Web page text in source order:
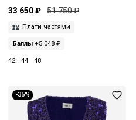
33 650 ₽ 51 750 ₽
Плати частями
Баллы +5 048 ₽
42 44 48
-35%